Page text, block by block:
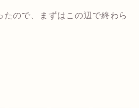
たので、まずはこの辺で終わら